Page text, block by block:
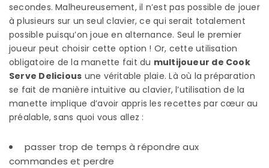
secondes. Malheureusement, il n’est pas possible de jouer
à plusieurs sur un seul clavier, ce qui serait totalement
possible puisqu’on joue en alternance. Seul le premier
joueur peut choisir cette option ! Or, cette utilisation
obligatoire de la manette fait du multijoueur de Cook
Serve Delicious une véritable plaie. Là où la préparation
se fait de manière intuitive au clavier, l’utilisation de la
manette implique d’avoir appris les recettes par cœur au
préalable, sans quoi vous allez :
passer trop de temps à répondre aux
commandes et perdre